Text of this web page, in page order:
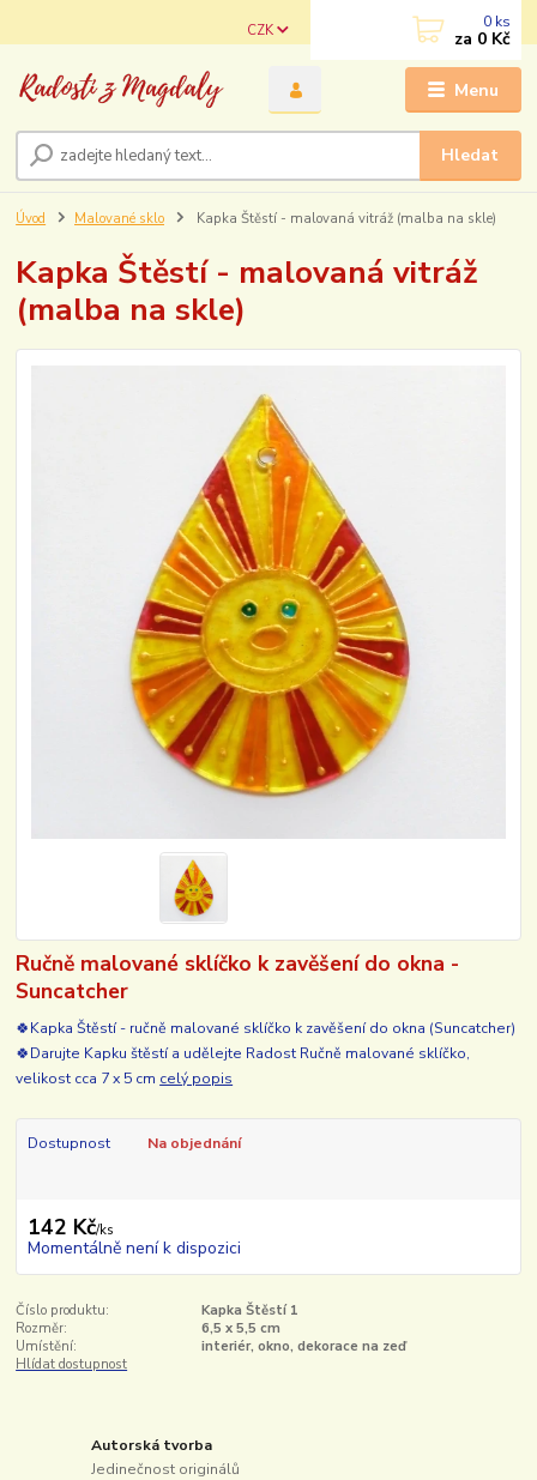
Menu
CZK
Hledat
0 ks
za 0 Kč
Úvod Malované sklo Kapka Štěstí - malovaná vitráž (malba na skle)
Kapka Štěstí - malovaná vitráž
(malba na skle)
Ručně malované sklíčko k zavěšení do okna -
Suncatcher
🍀Kapka Štěstí - ručně malované sklíčko k zavěšení do okna (Suncatcher)
🍀Darujte Kapku štěstí a udělejte Radost Ručně malované sklíčko,
velikost cca 7 x 5 cm celý popis
Dostupnost Na objednání
142 Kč/ks
Momentálně není k dispozici
Číslo produktu:
Kapka Štěstí 1
Rozměr:
6,5 x 5,5 cm
Umístění:
interiér, okno, dekorace na zeď
Hlídat dostupnost
Autorská tvorba
Jedinečnost originálů